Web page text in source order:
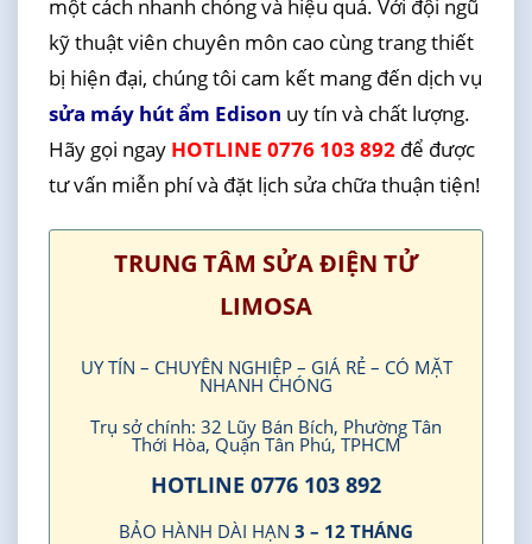
một cách nhanh chóng và hiệu quả. Với đội ngũ
kỹ thuật viên chuyên môn cao cùng trang thiết
bị hiện đại, chúng tôi cam kết mang đến dịch vụ
sửa máy hút ẩm Edison uy tín và chất lượng.
Hãy gọi ngay HOTLINE 0776 103 892để được
tư vấn miễn phí và đặt lịch sửa chữa thuận tiện!
TRUNG TÂM SỬA ĐIỆN TỬ
LIMOSA
UY TÍN – CHUYÊN NGHIỆP – GIÁ RẺ – CÓ MẶT
NHANH CHÓNG
Trụ sở chính: 32 Lũy Bán Bích, Phường Tân
Thới Hòa, Quận Tân Phú, TPHCM
HOTLINE 0776 103 892
BẢO HÀNH DÀI HẠN 3 – 12 THÁNG